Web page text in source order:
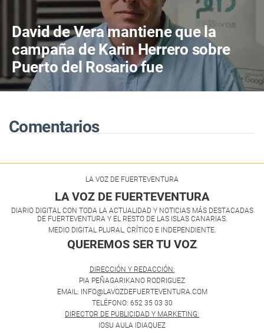
David de Vera mantiene que la
campaña de Karin Herrero sobre
Puerto del Rosario fue
"desafortunada"
Comentarios
LA VOZ DE FUERTEVENTURA
LA VOZ DE FUERTEVENTURA
DIARIO DIGITAL CON TODA LA ACTUALIDAD Y NOTICIAS MÁS DESTACADAS
DE FUERTEVENTURA Y EL RESTO DE LAS ISLAS CANARIAS.
MEDIO DIGITAL PLURAL, CRÍTICO E INDEPENDIENTE.
QUEREMOS SER TU VOZ
DIRECCIÓN Y REDACCIÓN:
PIA PEÑAGARIKANO RODRIGUEZ
EMAIL: INFO@LAVOZDEFUERTEVENTURA.COM
TELÉFONO: 652 35 03 30
DIRECTOR DE PUBLICIDAD Y MARKETING:
IOSU AULA IDIAQUEZ